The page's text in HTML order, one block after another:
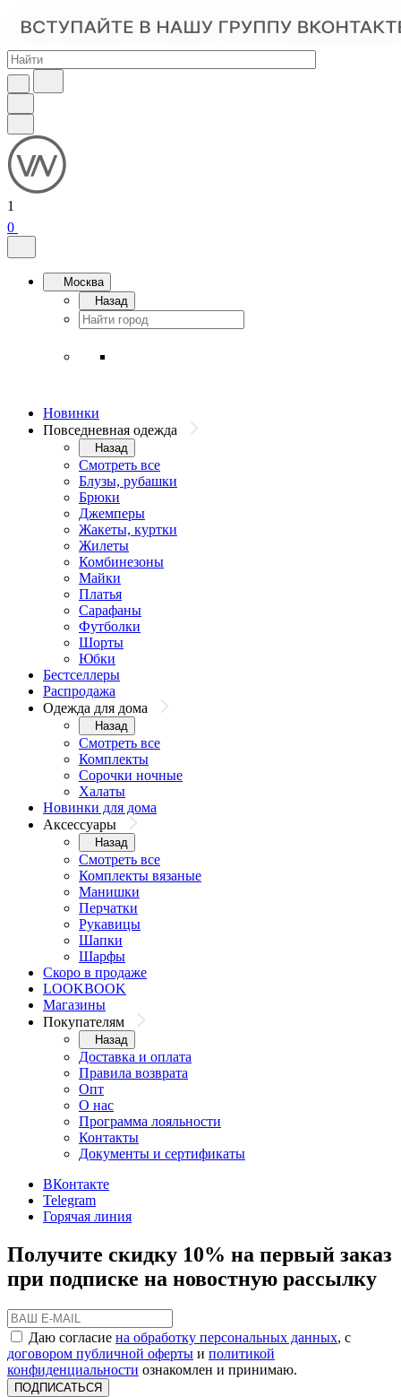
1
0
Москва
Назад
Новинки
Повседневная одежда
Назад
Смотреть все
Блузы, рубашки
Брюки
Джемперы
Жакеты, куртки
Жилеты
Комбинезоны
Майки
Платья
Сарафаны
Футболки
Шорты
Юбки
Бестселлеры
Распродажа
Одежда для дома
Назад
Смотреть все
Комплекты
Сорочки ночные
Халаты
Новинки для дома
Аксессуары
Назад
Смотреть все
Комплекты вязаные
Манишки
Перчатки
Рукавицы
Шапки
Шарфы
Скоро в продаже
LOOKBOOK
Магазины
Покупателям
Назад
Доставка и оплата
Правила возврата
Опт
О нас
Программа лояльности
Контакты
Документы и сертификаты
ВКонтакте
Telegram
Горячая линия
Получите скидку 10% на первый заказ
при подписке на новостную рассылку
Даю согласие на обработку персональных данных, с
договором публичной оферты и политикой
конфиденциальности ознакомлен и принимаю.
ПОДПИСАТЬСЯ